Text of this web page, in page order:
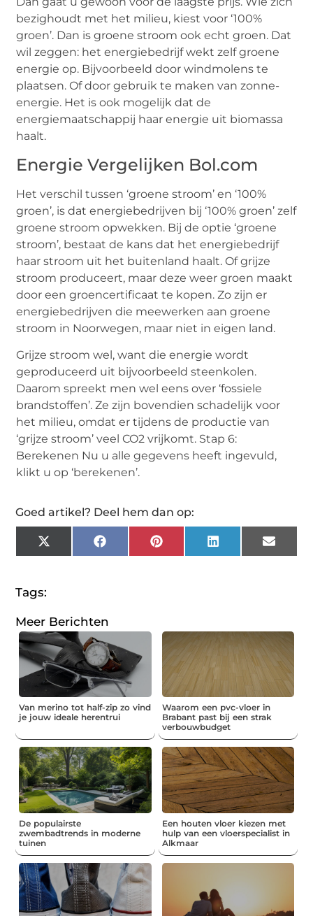
bezighoudt met het milieu, kiest voor ‘100%
groen’. Dan is groene stroom ook echt groen. Dat
wil zeggen: het energiebedrijf wekt zelf groene
energie op. Bijvoorbeeld door windmolens te
plaatsen. Of door gebruik te maken van zonne-
energie. Het is ook mogelijk dat de
energiemaatschappij haar energie uit biomassa
haalt.
Energie Vergelijken Bol.com
Het verschil tussen ‘groene stroom’ en ‘100%
groen’, is dat energiebedrijven bij ‘100% groen’ zelf
groene stroom opwekken. Bij de optie ‘groene
stroom’, bestaat de kans dat het energiebedrijf
haar stroom uit het buitenland haalt. Of grijze
stroom produceert, maar deze weer groen maakt
door een groencertificaat te kopen. Zo zijn er
energiebedrijven die meewerken aan groene
stroom in Noorwegen, maar niet in eigen land.
Grijze stroom wel, want die energie wordt
geproduceerd uit bijvoorbeeld steenkolen.
Daarom spreekt men wel eens over ‘fossiele
brandstoffen’. Ze zijn bovendien schadelijk voor
het milieu, omdat er tijdens de productie van
‘grijze stroom’ veel CO2 vrijkomt. Stap 6:
Berekenen Nu u alle gegevens heeft ingevuld,
klikt u op ‘berekenen’.
Goed artikel? Deel hem dan op:
X
(Twitter)
FacebookPinterestLinkedInEmail
Tags:
Meer Berichten
Van merino tot half-zip zo vind
je jouw ideale herentrui
Waarom een pvc-vloer in
Brabant past bij een strak
verbouwbudget
De populairste
zwembadtrends in moderne
tuinen
Een houten vloer kiezen met
hulp van een vloerspecialist in
Alkmaar